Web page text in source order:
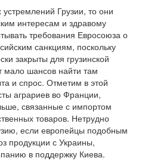
устремлений Грузии, то они
интересам и здравому
требования Евросоюза о
санкциям, поскольку
закрыты для грузинской
мало шансов найти там
и спрос. Отметим в этой
аграриев во Франции,
связанные с импортом
товаров. Нетрудно
если европейцы подобным
продукции с Украины,
в поддержку Киева.